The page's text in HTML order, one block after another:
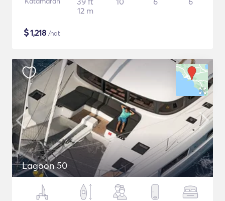
12 m
$1,218 /nat
Lagoon 50